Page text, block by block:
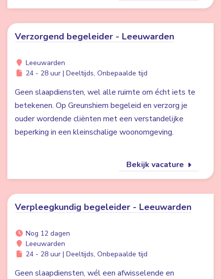
Verzorgend begeleider - Leeuwarden
Leeuwarden
24 - 28 uur | Deeltijds, Onbepaalde tijd
Geen slaapdiensten, wel alle ruimte om écht iets te
betekenen. Op Greunshiem begeleid en verzorg je
ouder wordende cliënten met een verstandelijke
beperking in een kleinschalige woonomgeving.
Bekijk vacature
Verpleegkundig begeleider - Leeuwarden
Nog 12 dagen
Leeuwarden
24 - 28 uur | Deeltijds, Onbepaalde tijd
Geen slaapdiensten, wél een afwisselende en